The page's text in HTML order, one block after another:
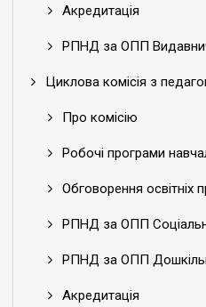
Акредитація
РПНД за ОПП
Циклова комісія з
Про комісію
Робочі програми
Обговорення освітніх
РПНД за ОПП
РПНД за ОПП
Акредитація